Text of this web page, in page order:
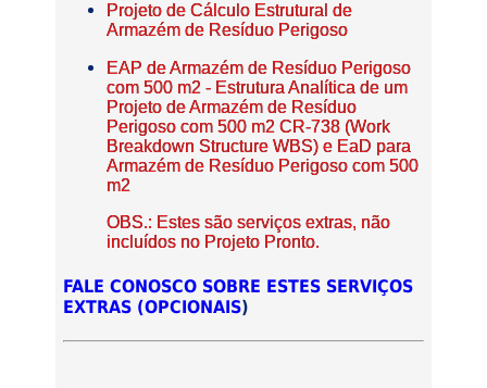
Projeto de Cálculo Estrutural de
Armazém de Resíduo Perigoso
EAP de Armazém de Resíduo Perigoso
com 500 m2 - Estrutura Analítica de um
Projeto de Armazém de Resíduo
Perigoso com 500 m2 CR-738 (Work
Breakdown Structure WBS) e EaD para
Armazém de Resíduo Perigoso com 500
m2
OBS.: Estes são serviços extras, não
incluídos no Projeto Pronto.
FALE CONOSCO SOBRE ESTES SERVIÇOS
EXTRAS (OPCIONAIS)